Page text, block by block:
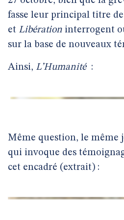
fasse leur principal titre de
et Libération interrogent
sur la base de nouveaux
Ainsi, L’Humanité :
Même question, le même
qui invoque des
cet encadré (extrait) :